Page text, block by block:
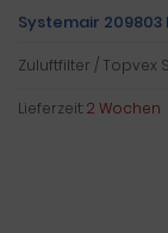
Systemair 209803
Zuluftfilter / Topvex
Lieferzeit:2 Wochen